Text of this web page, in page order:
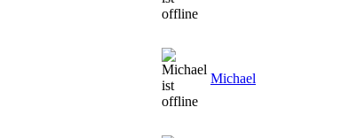
Michael